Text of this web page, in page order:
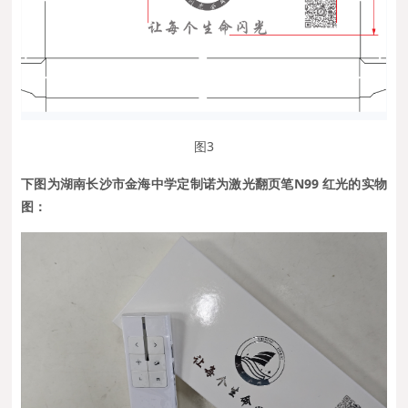
图3
下图为湖南长沙市金海中学定制诺为激光翻页笔N99 红光的实物
图：